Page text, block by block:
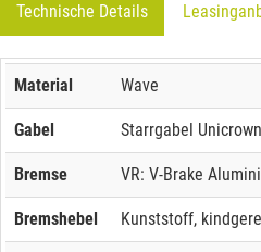
Technische Details
Material Wave
Gabel Starrgabel
Bremse VR: V-Brake
Bremshebel Kunststoff,